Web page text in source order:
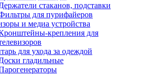
стаканов, подставки
для пурифайеров
и медиа устройства
крепления для
для ухода за одеждой
гладильные